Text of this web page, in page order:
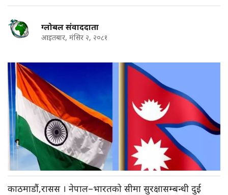
ग्लोबल संवाददाता
आइतबार, मंसिर २, २०८१
काठमाडौं,रासस । नेपाल–भारतको सीमा सुरक्षासम्बन्धी दुई